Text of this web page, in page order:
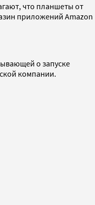
что планшеты от
приложений Amazon
о запуске
компании.